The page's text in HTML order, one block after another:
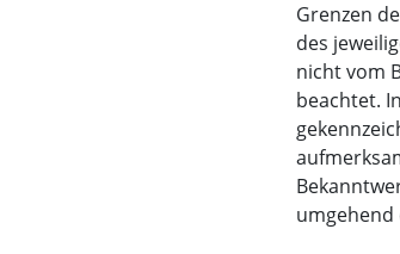
Grenzen
des
nicht vom
beachtet.